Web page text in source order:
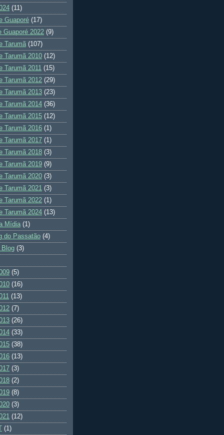
(11)
Guaporé (17)
Guaporé 2022 (9)
Tarumã (107)
Tarumã 2010 (12)
Tarumã 2011 (15)
Tarumã 2012 (29)
Tarumã 2013 (23)
Tarumã 2014 (36)
Tarumã 2015 (12)
Tarumã 2016 (1)
Tarumã 2017 (1)
Tarumã 2018 (3)
Tarumã 2019 (9)
Tarumã 2020 (3)
Tarumã 2021 (3)
Tarumã 2022 (1)
Tarumã 2024 (13)
Mídia (1)
do Passatão (4)
Blog (3)
(5)
(16)
(13)
(7)
(26)
(33)
(38)
(13)
(3)
(2)
(8)
(3)
(12)
(1)